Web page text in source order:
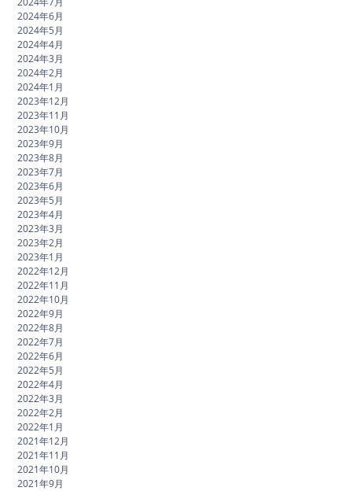
2024年6月
2024年5月
2024年4月
2024年3月
2024年2月
2024年1月
2023年12月
2023年11月
2023年10月
2023年9月
2023年8月
2023年7月
2023年6月
2023年5月
2023年4月
2023年3月
2023年2月
2023年1月
2022年12月
2022年11月
2022年10月
2022年9月
2022年8月
2022年7月
2022年6月
2022年5月
2022年4月
2022年3月
2022年2月
2022年1月
2021年12月
2021年11月
2021年10月
2021年9月